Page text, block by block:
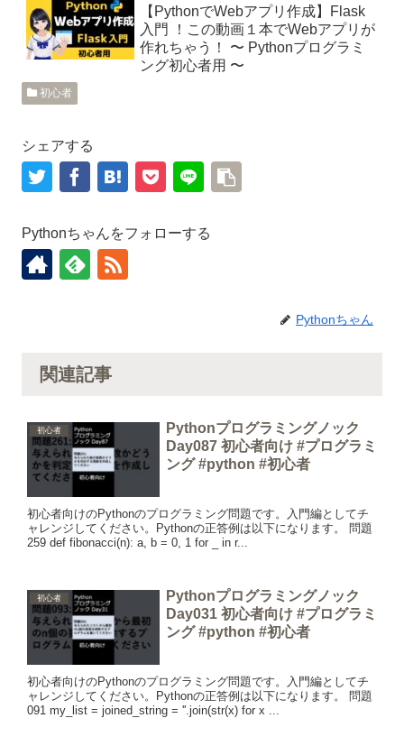
【PythonでWebアプリ作成】Flask
入門 ！この動画１本でWebアプリが
作れちゃう！ 〜 Pythonプログラミ
ング初心者用 〜
初心者
シェアする
Pythonちゃんをフォローする
Pythonちゃん
関連記事
初心者
Pythonプログラミングノック
Day087 初心者向け #プログラミ
ング #python #初心者
初心者向けのPythonのプログラミング問題です。入門編としてチ
ャレンジしてください。Pythonの正答例は以下になります。 問題
259 def fibonacci(n): a, b = 0, 1 for _ in r...
初心者
Pythonプログラミングノック
Day031 初心者向け #プログラミ
ング #python #初心者
初心者向けのPythonのプログラミング問題です。入門編としてチ
ャレンジしてください。Pythonの正答例は以下になります。 問題
091 my_list = joined_string = ''.join(str(x) for x ...